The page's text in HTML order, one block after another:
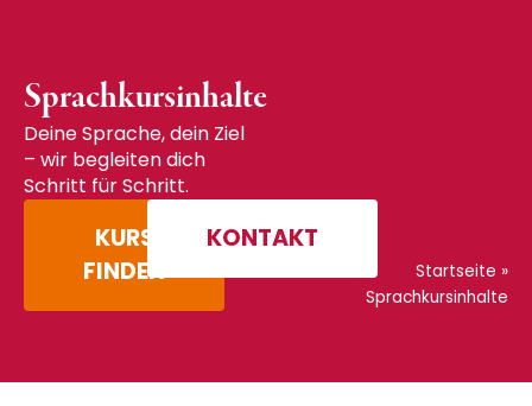
Sprachkursinhalte
Deine Sprache, dein Ziel
– wir begleiten dich
Schritt für Schritt.
KURS
FINDEN
KONTAKT
Startseite »
Sprachkursinhalte